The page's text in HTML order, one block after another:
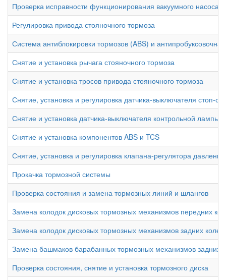
Проверка исправности функционирования вакуумного
Регулировка привода стояночного тормоза
Система антиблокировки тормозов (ABS) и
Снятие и установка рычага стояночного тормоза
Снятие и установка тросов привода стояночного тормоза
Снятие, установка и регулировка датчика-выключателя стоп-
Снятие и установка датчика-выключателя контрольной лампы
Снятие и установка компонентов ABS и TCS
Снятие, установка и регулировка клапана-регулятора
Прокачка тормозной системы
Проверка состояния и замена тормозных линий и шлангов
Замена колодок дисковых тормозных механизмов передних
Замена колодок дисковых тормозных механизмов задних колес
Замена башмаков барабанных тормозных механизмов задних
Проверка состояния, снятие и установка тормозного диска